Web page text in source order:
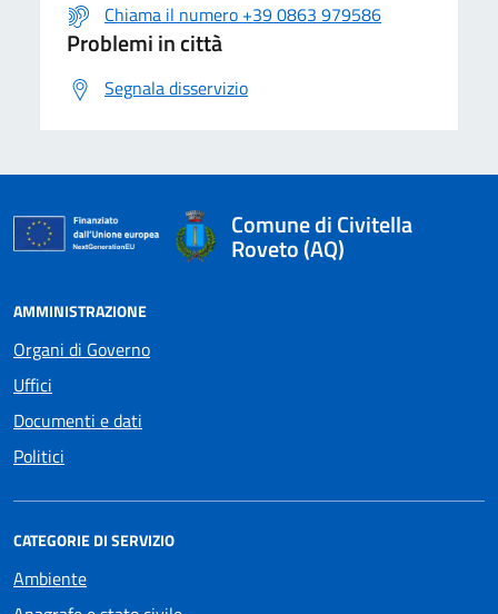
Chiama il numero +39 0863 979586
Problemi in città
Segnala disservizio
Comune di Civitella
Roveto (AQ)
AMMINISTRAZIONE
Organi di Governo
Uffici
Documenti e dati
Politici
CATEGORIE DI SERVIZIO
Ambiente